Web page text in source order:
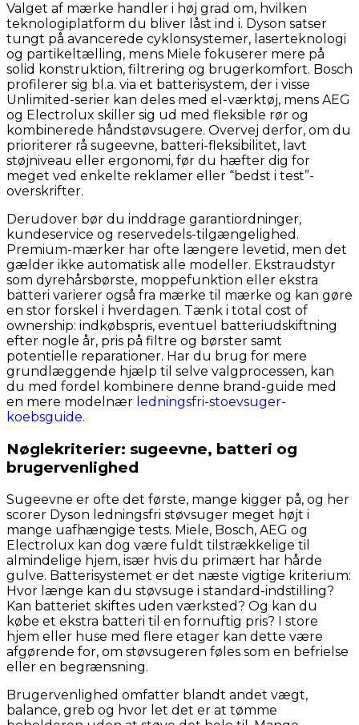
Valget af mærke handler i høj grad om, hvilken
teknologiplatform du bliver låst ind i. Dyson satser
tungt på avancerede cyklonsystemer, laserteknologi
og partikeltælling, mens Miele fokuserer mere på
solid konstruktion, filtrering og brugerkomfort. Bosch
profilerer sig bl.a. via et batterisystem, der i visse
Unlimited-serier kan deles med el-værktøj, mens AEG
og Electrolux skiller sig ud med fleksible rør og
kombinerede håndstøvsugere. Overvej derfor, om du
prioriterer rå sugeevne, batteri-fleksibilitet, lavt
støjniveau eller ergonomi, før du hæfter dig for
meget ved enkelte reklamer eller “bedst i test”-
overskrifter.
Derudover bør du inddrage garantiordninger,
kundeservice og reservedels-tilgængelighed.
Premium-mærker har ofte længere levetid, men det
gælder ikke automatisk alle modeller. Ekstraudstyr
som dyrehårsbørste, moppefunktion eller ekstra
batteri varierer også fra mærke til mærke og kan gøre
en stor forskel i hverdagen. Tænk i total cost of
ownership: indkøbspris, eventuel batteriudskiftning
efter nogle år, pris på filtre og børster samt
potentielle reparationer. Har du brug for mere
grundlæggende hjælp til selve valgprocessen, kan
du med fordel kombinere denne brand-guide med
en mere modelnær ledningsfri-stoevsuger-
koebsguide.
Nøglekriterier: sugeevne, batteri og
brugervenlighed
Sugeevne er ofte det første, mange kigger på, og her
scorer Dyson ledningsfri støvsuger meget højt i
mange uafhængige tests. Miele, Bosch, AEG og
Electrolux kan dog være fuldt tilstrækkelige til
almindelige hjem, især hvis du primært har hårde
gulve. Batterisystemet er det næste vigtige kriterium:
Hvor længe kan du støvsuge i standard-indstilling?
Kan batteriet skiftes uden værksted? Og kan du
købe et ekstra batteri til en fornuftig pris? I store
hjem eller huse med flere etager kan dette være
afgørende for, om støvsugeren føles som en befrielse
eller en begrænsning.
Brugervenlighed omfatter blandt andet vægt,
balance, greb og hvor let det er at tømme